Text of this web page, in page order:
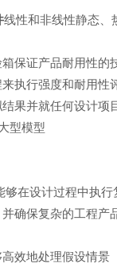
线性和非线性静态、
保证产品耐用性的
执行强度和耐用性
果并就任何设计项
型模型
够在设计过程中执
确保复杂的工程
效地处理假设情景